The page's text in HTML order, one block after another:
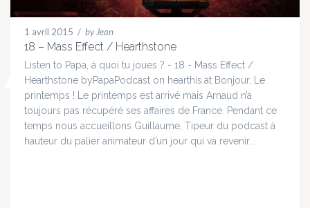
1 avril 2015 / by Jean
18 – Mass Effect / Hearthstone
Listen to Papa, à quoi tu joues ? - 18 - Mass Effect /
Hearthstone byPapaPodcast on hearthis.at Bonjour, Le
printemps ! Le printemps est arrivé mais Arnaud n’a
toujours pas récupéré ses affaires de France. Pendant ce
temps nous accueillons Guillaume, Tipeur du podcast à
hauteur du palier animateur d’un jour qui va revenir...